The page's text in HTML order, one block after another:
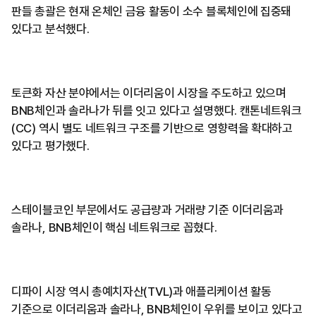
판들 총괄은 현재 온체인 금융 활동이 소수 블록체인에 집중돼
있다고 분석했다.
토큰화 자산 분야에서는 이더리움이 시장을 주도하고 있으며
BNB체인과 솔라나가 뒤를 잇고 있다고 설명했다. 캔톤네트워크
(CC) 역시 별도 네트워크 구조를 기반으로 영향력을 확대하고
있다고 평가했다.
스테이블코인 부문에서도 공급량과 거래량 기준 이더리움과
솔라나, BNB체인이 핵심 네트워크로 꼽혔다.
디파이 시장 역시 총예치자산(TVL)과 애플리케이션 활동
기준으로 이더리움과 솔라나, BNB체인이 우위를 보이고 있다고